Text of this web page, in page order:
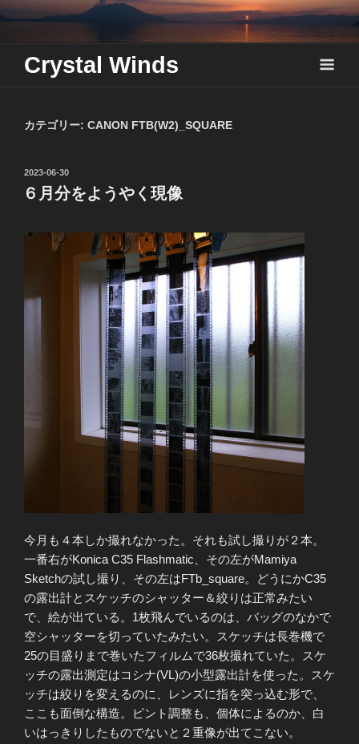
Skip
content
Crystal Winds
カテゴリー: CANON FTB(W2)_SQUARE
投
稿
日:
2023-06-30
６月分をようやく現像
今月も４本しか撮れなかった。それも試し撮りが２本。
一番右がKonica C35 Flashmatic、その左がMamiya
Sketchの試し撮り、その左はFTb_square。どうにかC35
の露出計とスケッチのシャッター＆絞りは正常みたい
で、絵が出ている。1枚飛んでいるのは、バッグのなかで
空シャッターを切っていたみたい。スケッチは長巻機で
25の目盛りまで巻いたフィルムで36枚撮れていた。スケ
ッチの露出測定はコシナ(VL)の小型露出計を使った。スケ
ッチは絞りを変えるのに、レンズに指を突っ込む形で、
ここも面倒な構造。ピント調整も、個体によるのか、白
いはっきりしたものでないと２重像が出てこない。